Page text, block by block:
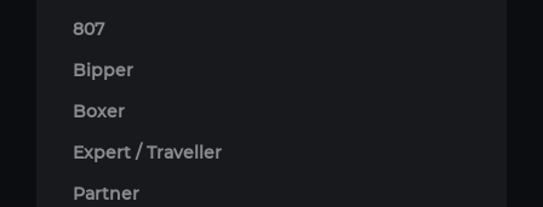
807
Bipper
Boxer
Expert / Traveller
Partner